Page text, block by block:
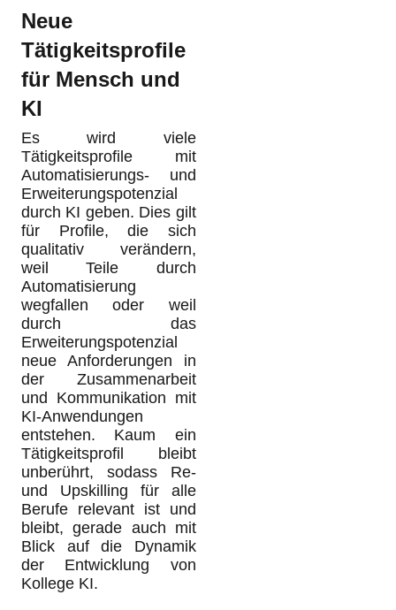
Neue
Tätigkeitsprofile
für Mensch und
KI
Es wird viele
Tätigkeitsprofile mit
Automatisierungs- und
Erweiterungspotenzial
durch KI geben. Dies gilt
für Profile, die sich
qualitativ verändern,
weil Teile durch
Automatisierung
wegfallen oder weil
durch das
Erweiterungspotenzial
neue Anforderungen in
der Zusammenarbeit
und Kommunikation mit
KI-Anwendungen
entstehen. Kaum ein
Tätigkeitsprofil bleibt
unberührt, sodass Re-
und Upskilling für alle
Berufe relevant ist und
bleibt, gerade auch mit
Blick auf die Dynamik
der Entwicklung von
Kollege KI.